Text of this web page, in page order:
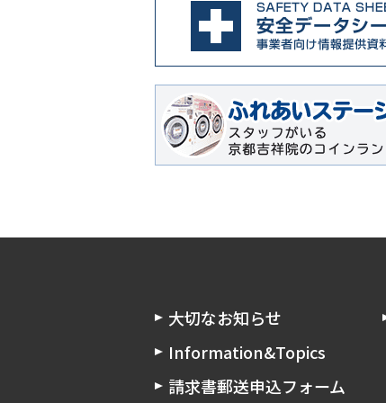
大切なお知らせ
Information&Topics
請求書郵送申込フォーム